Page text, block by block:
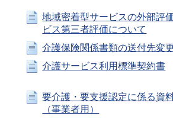
地域密着型サービスの外部評
ビス第三者評価について
介護保険関係書類の送付先変
介護サービス利用標準契約書
要介護・要支援認定に係る資
（事業者用）